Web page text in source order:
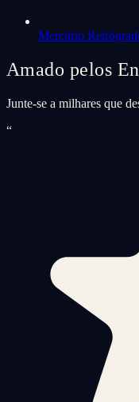
Mercúrio
Amado pelos
Junte-se a milhares que
“